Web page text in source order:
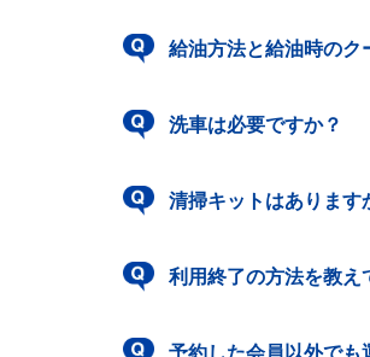
給油方法と給油時のク
洗車は必要ですか？
清掃キットはあります
利用終了の方法を教え
予約した会員以外でも